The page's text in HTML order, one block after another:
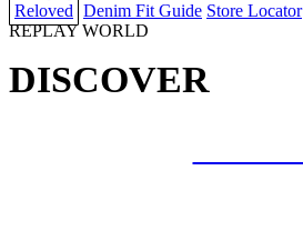
Reloved Denim Fit Guide Store Locator
REPLAY WORLD
DISCOVER